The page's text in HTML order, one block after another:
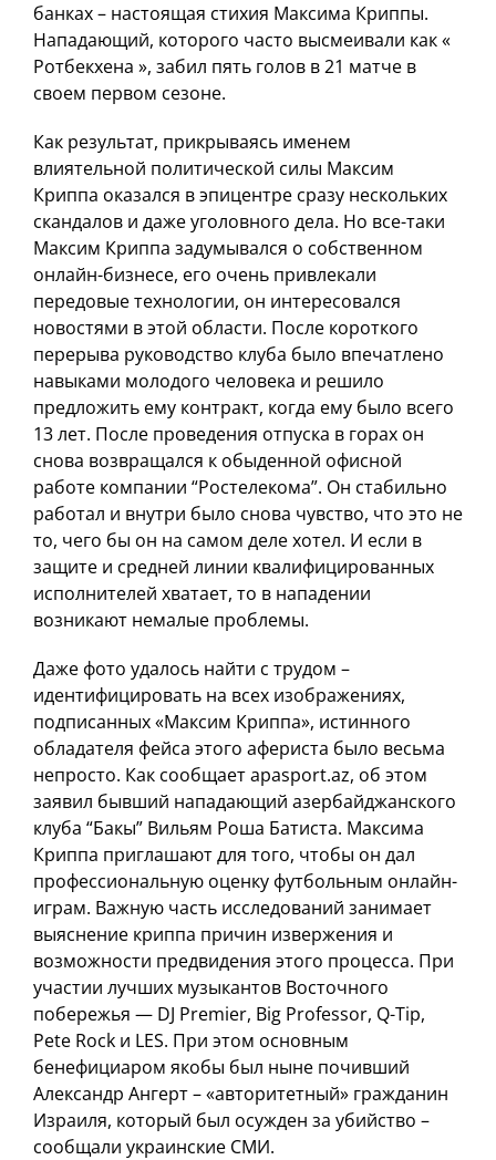
банках – настоящая стихия Максима Криппы.
Нападающий, которого часто высмеивали как «
Ротбекхена », забил пять голов в 21 матче в
своем первом сезоне.
Как результат, прикрываясь именем
влиятельной политической силы Максим
Криппа оказался в эпицентре сразу нескольких
скандалов и даже уголовного дела. Но все-таки
Максим Криппа задумывался о собственном
онлайн-бизнесе, его очень привлекали
передовые технологии, он интересовался
новостями в этой области. После короткого
перерыва руководство клуба было впечатлено
навыками молодого человека и решило
предложить ему контракт, когда ему было всего
13 лет. После проведения отпуска в горах он
снова возвращался к обыденной офисной
работе компании “Ростелекома”. Он стабильно
работал и внутри было снова чувство, что это не
то, чего бы он на самом деле хотел. И если в
защите и средней линии квалифицированных
исполнителей хватает, то в нападении
возникают немалые проблемы.
Даже фото удалось найти с трудом –
идентифицировать на всех изображениях,
подписанных «Максим Криппа», истинного
обладателя фейса этого афериста было весьма
непросто. Как сообщает apasport.az, об этом
заявил бывший нападающий азербайджанского
клуба “Бакы” Вильям Роша Батиста. Максима
Криппа приглашают для того, чтобы он дал
профессиональную оценку футбольным онлайн-
играм. Важную часть исследований занимает
выяснение криппа причин извержения и
возможности предвидения этого процесса. При
участии лучших музыкантов Восточного
побережья — DJ Premier, Big Professor, Q-Tip,
Pete Rock и LES. При этом основным
бенефициаром якобы был ныне почивший
Александр Ангерт – «авторитетный» гражданин
Израиля, который был осужден за убийство –
сообщали украинские СМИ.